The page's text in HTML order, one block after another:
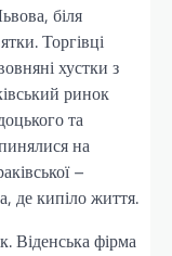
біля
Торгівці
хустки з
ринок
та
на
–
де кипіло життя.
Віденська фірма